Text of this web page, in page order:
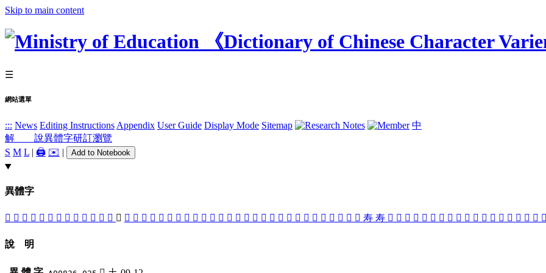
Skip to main content
☰
網站選單
::: News Editing Instructions Appendix User Guide Display Mode Sitemap
中
解 說異體字研訂瀏覽
S M L | 🖨️ ✉️ | Add to Notebook
異體字
󰑣 𠋮 󱉦 󱈳 𠭵 󱉎 󱉠 𠷎 󱉙 󱉓 󰱜 󱉆 󱉇 󱈾 󱉟 󱈶 󱉌 󱈼 󱈿 󱉈 󱉩 󱈽 󱉒 󱉹 󱉪 󱉊 󱉂 󱉘 󱉃 󱉄 󱉬 󱉁 󱉑 󱈸 𡔽 󱉛 󱉶 󱉅 󱉥 󱉳 󱉫 󱉍 寿 寿 󱉤 󱉐 󱉷 󱉗 󱉀 󱉸 󱉣 󱉴 󱉖 󱈹 󱈵 󱉧 󱉔 󱉝 󱉵 󱉞 󱉡 󱉋 󱈺
說 明